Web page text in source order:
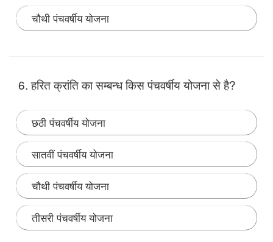
चौथी पंचवर्षीय योजना
6. हरित क्रांति का सम्बन्ध किस पंचवर्षीय योजना से है?
छठी पंचवर्षीय योजना
सातवीं पंचवर्षीय योजना
चौथी पंचवर्षीय योजना
तीसरी पंचवर्षीय योजना